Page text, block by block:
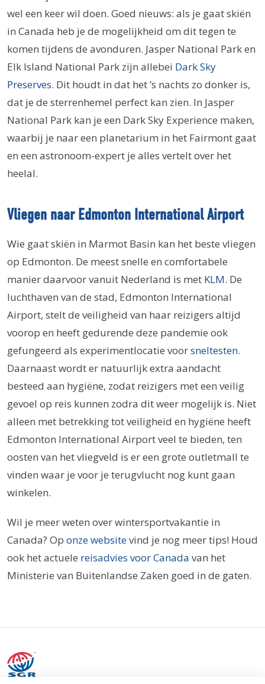
wel een keer wil doen. Goed nieuws: als je gaat skiën
in Canada heb je de mogelijkheid om dit tegen te
komen tijdens de avonduren. Jasper National Park en
Elk Island National Park zijn allebei Dark Sky
Preserves. Dit houdt in dat het ’s nachts zo donker is,
dat je de sterrenhemel perfect kan zien. In Jasper
National Park kan je een Dark Sky Experience maken,
waarbij je naar een planetarium in het Fairmont gaat
en een astronoom-expert je alles vertelt over het
heelal.
Vliegen naar Edmonton International Airport
Wie gaat skiën in Marmot Basin kan het beste vliegen
op Edmonton. De meest snelle en comfortabele
manier daarvoor vanuit Nederland is met KLM. De
luchthaven van de stad, Edmonton International
Airport, stelt de veiligheid van haar reizigers altijd
voorop en heeft gedurende deze pandemie ook
gefungeerd als experimentlocatie voorsneltesten.
Daarnaast wordt er natuurlijk extra aandacht
besteed aan hygiëne, zodat reizigers met een veilig
gevoel op reis kunnen zodra dit weer mogelijk is. Niet
alleen met betrekking tot veiligheid en hygiëne heeft
Edmonton International Airport veel te bieden, ten
oosten van het vliegveld is er een grote outletmall te
vinden waar je voor je terugvlucht nog kunt gaan
winkelen.
Wil je meer weten over wintersportvakantie in
Canada? Op onze websitevind je nog meer tips! Houd
ook het actuele reisadvies voor Canada van het
Ministerie van Buitenlandse Zaken goed in de gaten.